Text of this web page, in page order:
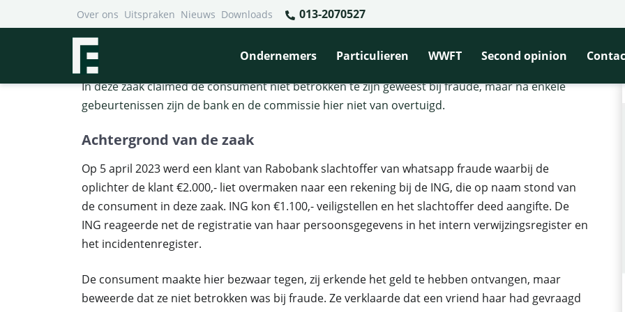
Over ons Uitspraken Nieuws Downloads 013-2070527
Ondernemers Particulieren WWFT Second opinion
Financieel Recht Advocaten>Uitspraken>Consument liegt over betrokkenheid bij fraude
Consument liegt over betrokkenheid bij fraude
In deze zaak claimed de consument niet betrokken te zijn geweest bij fraude, maar na enkele
gebeurtenissen zijn de bank en de commissie hier niet van overtuigd.
Achtergrond van de zaak
Op 5 april 2023 werd een klant van Rabobank slachtoffer van whatsapp fraude waarbij de
oplichter de klant €2.000,- liet overmaken naar een rekening bij de ING, die op naam stond van
de consument in deze zaak. ING kon €1.100,- veiligstellen en het slachtoffer deed aangifte. De
ING reageerde net de registratie van haar persoonsgegevens in het intern verwijzingsregister en
het incidentenregister.
De consument maakte hier bezwaar tegen, zij erkende het geld te hebben ontvangen, maar
beweerde dat ze niet betrokken was bij fraude. Ze verklaarde dat een vriend haar had gevraagd